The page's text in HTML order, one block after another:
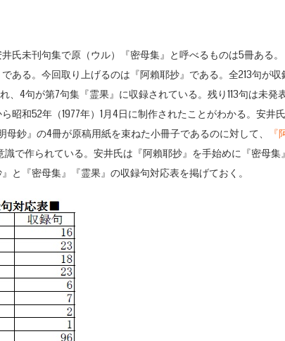
未刊句集で原（ウル）『密母集』と呼べるものは5冊ある。
ある。今回取り上げるのは『阿賴耶抄』である。全213句が収
4句が第7句集『霊果』に収録されている。残り113句は未発
和52年（1977年）1月4日に制作されたことがわかる。安井
鈔』の4冊が原稿用紙を束ねた小冊子であるのに対して、
『
識で作られている。安井氏は『阿賴耶抄』を手始めに『密母集』
と『密母集』『霊果』の収録句対応表を掲げておく。